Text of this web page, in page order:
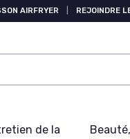
AIRFRYER REJOINDRE
de la